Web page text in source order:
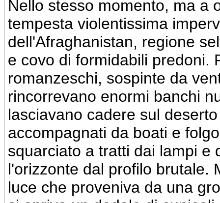
Nello stesso momento, ma a
tempesta violentissima
dell'Afraghanistan, regione
e covo di formidabili predoni.
romanzeschi, sospinte da
rincorrevano enormi banchi
lasciavano cadere sul
accompagnati da boati e
squarciato a tratti dai lampi e
l'orizzonte dal profilo brutale.
luce che proveniva da una